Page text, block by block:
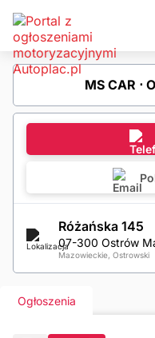
MS CAR ⋅
Różańska 145
07-300 Ostrów
Mazowieckie, Ostrowski
Ogłoszenia